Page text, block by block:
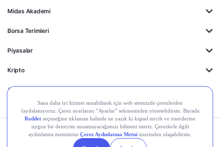
Midas Akademi
Borsa Terimleri
Piyasalar
Kripto
Ayrıcalıklar
Kişisel Verilerin
Gizlilik
Yasal
Duyurular
Çerez